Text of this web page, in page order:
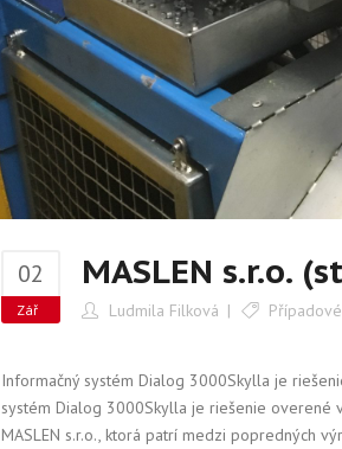
02
Zář
MASLEN s.r.o.
Ludmila Filková
Informačný systém Dialog 3000Skylla je
systém Dialog 3000Skylla je riešenie overené
MASLEN s.r.o., ktorá patrí medzi popredných